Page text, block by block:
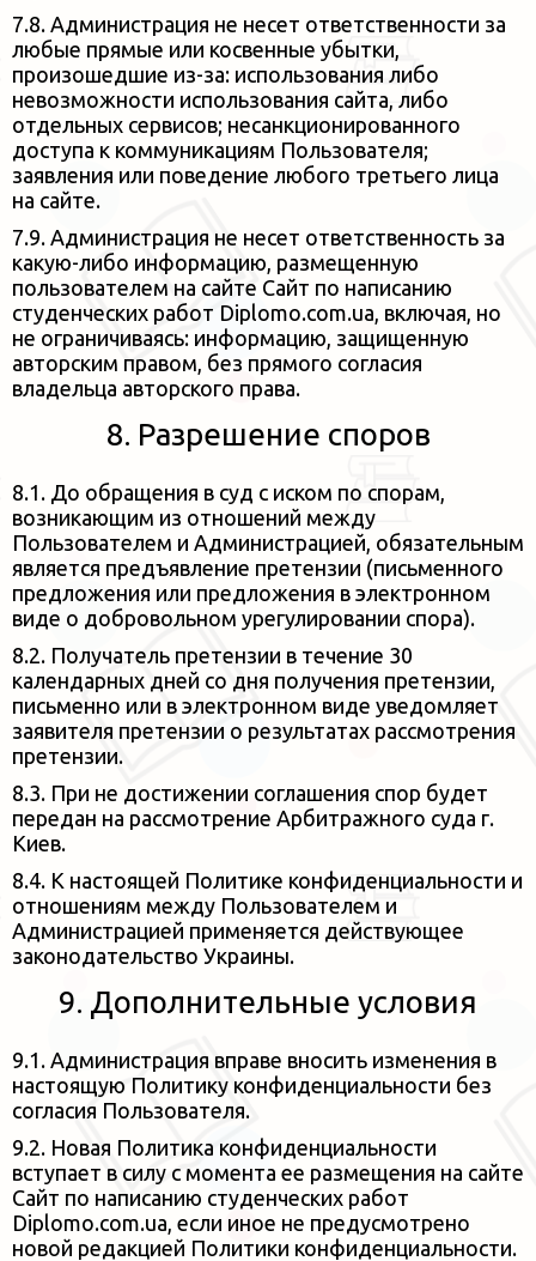
7.8. Администрация не несет ответственности за
любые прямые или косвенные убытки,
произошедшие из-за: использования либо
невозможности использования сайта, либо
отдельных сервисов; несанкционированного
доступа к коммуникациям Пользователя;
заявления или поведение любого третьего лица
на сайте.
7.9. Администрация не несет ответственность за
какую-либо информацию, размещенную
пользователем на сайте Сайт по написанию
студенческих работ Diplomo.com.ua, включая, но
не ограничиваясь: информацию, защищенную
авторским правом, без прямого согласия
владельца авторского права.
8. Разрешение споров
8.1. До обращения в суд с иском по спорам,
возникающим из отношений между
Пользователем и Администрацией, обязательным
является предъявление претензии (письменного
предложения или предложения в электронном
виде о добровольном урегулировании спора).
8.2. Получатель претензии в течение 30
календарных дней со дня получения претензии,
письменно или в электронном виде уведомляет
заявителя претензии о результатах рассмотрения
претензии.
8.3. При не достижении соглашения спор будет
передан на рассмотрение Арбитражного суда г.
Киев.
8.4. К настоящей Политике конфиденциальности и
отношениям между Пользователем и
Администрацией применяется действующее
законодательство Украины.
9. Дополнительные условия
9.1. Администрация вправе вносить изменения в
настоящую Политику конфиденциальности без
согласия Пользователя.
9.2. Новая Политика конфиденциальности
вступает в силу с момента ее размещения на сайте
Сайт по написанию студенческих работ
Diplomo.com.ua, если иное не предусмотрено
новой редакцией Политики конфиденциальности.